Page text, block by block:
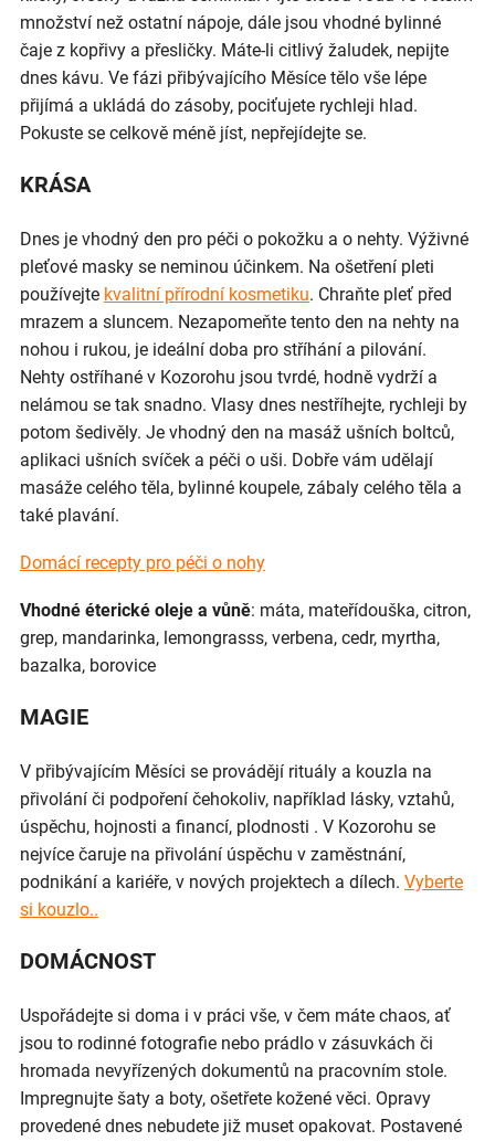
množství než ostatní nápoje, dále jsou vhodné bylinné
čaje z kopřivy a přesličky. Máte-li citlivý žaludek, nepijte
dnes kávu. Ve fázi přibývajícího Měsíce tělo vše lépe
přijímá a ukládá do zásoby, pociťujete rychleji hlad.
Pokuste se celkově méně jíst, nepřejídejte se.
KRÁSA
Dnes je vhodný den pro péči o pokožku a o nehty. Výživné
pleťové masky se neminou účinkem. Na ošetření pleti
používejte kvalitní přírodní kosmetiku. Chraňte pleť před
mrazem a sluncem. Nezapomeňte tento den na nehty na
nohou i rukou, je ideální doba pro stříhání a pilování.
Nehty ostříhané v Kozorohu jsou tvrdé, hodně vydrží a
nelámou se tak snadno. Vlasy dnes nestříhejte, rychleji by
potom šedivěly. Je vhodný den na masáž ušních boltců,
aplikaci ušních svíček a péči o uši. Dobře vám udělají
masáže celého těla, bylinné koupele, zábaly celého těla a
také plavání.
Domácí recepty pro péči o nohy
Vhodné éterické oleje a vůně: máta, mateřídouška, citron,
grep, mandarinka, lemongrasss, verbena, cedr, myrtha,
bazalka, borovice
MAGIE
V přibývajícím Měsíci se provádějí rituály a kouzla na
přivolání či podpoření čehokoliv, například lásky, vztahů,
úspěchu, hojnosti a financí, plodnosti . V Kozorohu se
nejvíce čaruje na přivolání úspěchu v zaměstnání,
podnikání a kariéře, v nových projektech a dílech. Vyberte
si kouzlo..
DOMÁCNOST
Uspořádejte si doma i v práci vše, v čem máte chaos, ať
jsou to rodinné fotografie nebo prádlo v zásuvkách či
hromada nevyřízených dokumentů na pracovním stole.
Impregnujte šaty a boty, ošetřete kožené věci. Opravy
provedené dnes nebudete již muset opakovat. Postavené